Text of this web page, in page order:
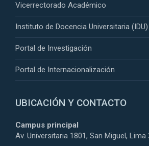
Vicerrectorado Académico
Instituto de Docencia Universitaria (IDU)
Portal de Investigación
Portal de Internacionalización
UBICACIÓN Y CONTACTO
Campus principal
Av. Universitaria 1801, San Miguel, Lima